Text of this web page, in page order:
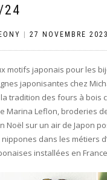
24
27 NOVEMBRE 2023
motifs japonais pour les
japonisantes chez
tradition des fours à bois
Marina Leflon, broderies
Noël sur un air de Japon
dans les métiers
installées en